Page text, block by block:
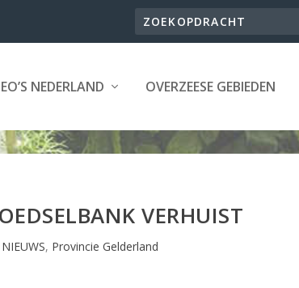
NEDERLAND OVERZEESE GEBIEDEN
VERHUIST
, Provincie Gelderland